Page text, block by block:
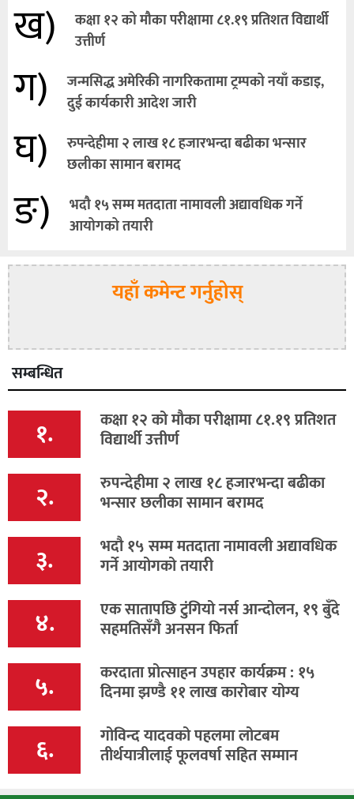
ख)
कक्षा १२ को मौका परीक्षामा ८१.१९ प्रतिशत विद्यार्थी
उत्तीर्ण
ग)
जन्मसिद्ध अमेरिकी नागरिकतामा ट्रम्पको नयाँ कडाइ,
दुई कार्यकारी आदेश जारी
घ)
रुपन्देहीमा २ लाख १८ हजारभन्दा बढीका भन्सार
छलीका सामान बरामद
ङ)
भदौ १५ सम्म मतदाता नामावली अद्यावधिक गर्ने
आयोगको तयारी
यहाँ कमेन्ट गर्नुहोस्
सम्बन्धित
१. कक्षा १२ को मौका परीक्षामा ८१.१९ प्रतिशत
विद्यार्थी उत्तीर्ण
२. रुपन्देहीमा २ लाख १८ हजारभन्दा बढीका
भन्सार छलीका सामान बरामद
३. भदौ १५ सम्म मतदाता नामावली अद्यावधिक
गर्ने आयोगको तयारी
४. एक सातापछि टुंगियो नर्स आन्दोलन, १९ बुँदे
सहमतिसँगै अनसन फिर्ता
५. करदाता प्रोत्साहन उपहार कार्यक्रम : १५
दिनमा झण्डै ११ लाख कारोबार योग्य
६. गोविन्द यादवको पहलमा लोटबम
तीर्थयात्रीलाई फूलवर्षा सहित सम्मान